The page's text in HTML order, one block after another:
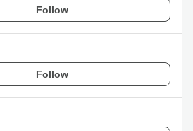
Follow
Follow